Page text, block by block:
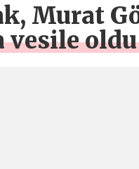
Murat
vesile oldu